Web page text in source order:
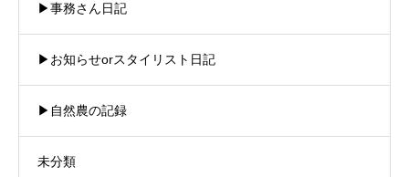
▶︎事務さん日記
▶︎お知らせorスタイリスト日記
▶︎自然農の記録
未分類